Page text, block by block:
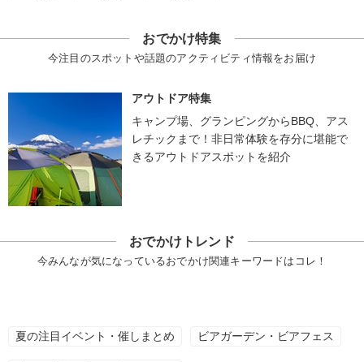
おでかけ特集
今注目のスポットや話題のアクティビティ情報をお届け
アウトドア特集
キャンプ場、グランピングからBBQ、アス
レチックまで！非日常体験を存分に堪能で
きるアウトドアスポットを紹介
おでかけトレンド
今みんなが気になっているおでかけ関連キーワードはコレ！
夏の注目イベント・催しまとめ ビアガーデン・ビアフェス